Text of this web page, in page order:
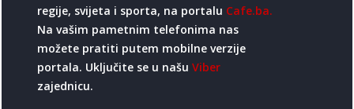
regije, svijeta i sporta, na portalu Cafe.ba.
Na vašim pametnim telefonima nas
možete pratiti putem mobilne verzije
portala. Uključite se u našu Viber
zajednicu.